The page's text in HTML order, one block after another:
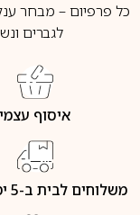
כל פרפיום – מבחר
לגברים
איסוף עצמי
משלוחים לבית ב-5 ימי עסקים